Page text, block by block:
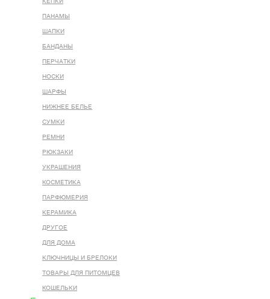
ПАНАМЫ
ШАПКИ
БАНДАНЫ
ПЕРЧАТКИ
НОСКИ
ШАРФЫ
НИЖНЕЕ БЕЛЬЕ
СУМКИ
РЕМНИ
РЮКЗАКИ
УКРАШЕНИЯ
КОСМЕТИКА
ПАРФЮМЕРИЯ
КЕРАМИКА
ДРУГОЕ
ДЛЯ ДОМА
КЛЮЧНИЦЫ И БРЕЛОКИ
ТОВАРЫ ДЛЯ ПИТОМЦЕВ
КОШЕЛЬКИ